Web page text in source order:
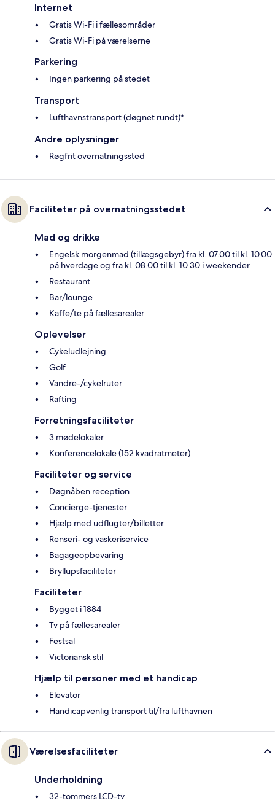
Internet
Gratis Wi-Fi i fællesområder
Gratis Wi-Fi på værelserne
Parkering
Ingen parkering på stedet
Transport
Lufthavnstransport (døgnet rundt)*
Andre oplysninger
Røgfrit overnatningssted
Faciliteter på overnatningsstedet
Mad og drikke
Engelsk morgenmad (tillægsgebyr) fra kl. 07.00 til kl. 10.00
på hverdage og fra kl. 08.00 til kl. 10.30 i weekender
Restaurant
Bar/lounge
Kaffe/te på fællesarealer
Oplevelser
Cykeludlejning
Golf
Vandre-/cykelruter
Rafting
Forretningsfaciliteter
3 mødelokaler
Konferencelokale (152 kvadratmeter)
Faciliteter og service
Døgnåben reception
Concierge-tjenester
Hjælp med udflugter/billetter
Renseri- og vaskeriservice
Bagageopbevaring
Bryllupsfaciliteter
Faciliteter
Bygget i 1884
Tv på fællesarealer
Festsal
Victoriansk stil
Hjælp til personer med et handicap
Elevator
Handicapvenlig transport til/fra lufthavnen
Værelsesfaciliteter
Underholdning
32-tommers LCD-tv